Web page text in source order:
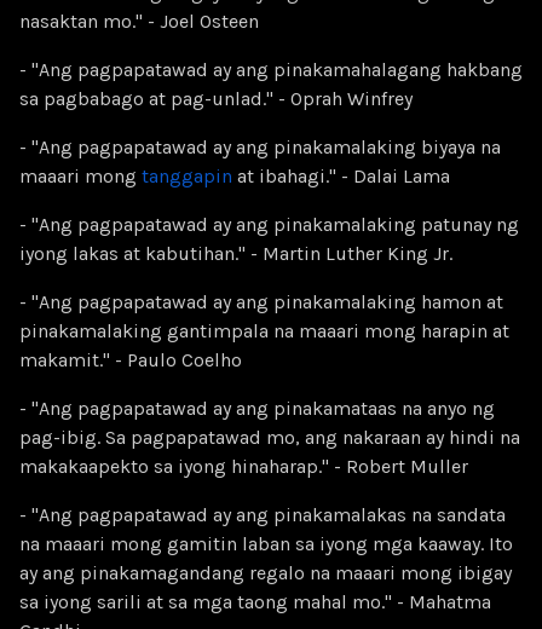
nasaktan mo." - Joel Osteen
- "Ang pagpapatawad ay ang pinakamahalagang hakbang
sa pagbabago at pag-unlad." - Oprah Winfrey
- "Ang pagpapatawad ay ang pinakamalaking biyaya na
maaari mong tanggapin at ibahagi." - Dalai Lama
- "Ang pagpapatawad ay ang pinakamalaking patunay ng
iyong lakas at kabutihan." - Martin Luther King Jr.
- "Ang pagpapatawad ay ang pinakamalaking hamon at
pinakamalaking gantimpala na maaari mong harapin at
makamit." - Paulo Coelho
- "Ang pagpapatawad ay ang pinakamataas na anyo ng
pag-ibig. Sa pagpapatawad mo, ang nakaraan ay hindi na
makakaapekto sa iyong hinaharap." - Robert Muller
- "Ang pagpapatawad ay ang pinakamalakas na sandata
na maaari mong gamitin laban sa iyong mga kaaway. Ito
ay ang pinakamagandang regalo na maaari mong ibigay
sa iyong sarili at sa mga taong mahal mo." - Mahatma